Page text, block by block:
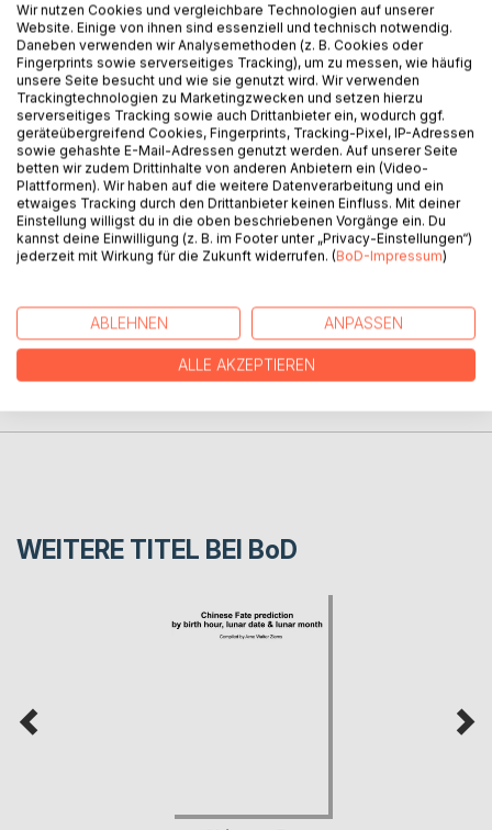
BESCHREIBUNG
An interpretation on 8 Mansions (Ba Zhai) Feng Shui. How
the Stars are derived. How the Palaces might be applied.
Some new ideas on application. And of course the usual
basics.
PRESSESTIMMEN
WEITERE TITEL BEI BoD
Wir nutzen Cookies und vergleichbare Technologien auf unserer
Website. Einige von ihnen sind essenziell und technisch notwendig.
Daneben verwenden wir Analysemethoden (z. B. Cookies oder
Fingerprints sowie serverseitiges Tracking), um zu messen, wie häufig
unsere Seite besucht und wie sie genutzt wird. Wir verwenden
Trackingtechnologien zu Marketingzwecken und setzen hierzu
serverseitiges Tracking sowie auch Drittanbieter ein, wodurch ggf.
geräteübergreifend Cookies, Fingerprints, Tracking-Pixel, IP-Adressen
sowie gehashte E-Mail-Adressen genutzt werden. Auf unserer Seite
betten wir zudem Drittinhalte von anderen Anbietern ein (Video-
Plattformen). Wir haben auf die weitere Datenverarbeitung und ein
etwaiges Tracking durch den Drittanbieter keinen Einfluss. Mit deiner
Einstellung willigst du in die oben beschriebenen Vorgänge ein. Du
kannst deine Einwilligung (z. B. im Footer unter „Privacy-Einstellungen“)
jederzeit mit Wirkung für die Zukunft widerrufen. (BoD-Impressum)
ABLEHNEN ANPASSEN
ALLE AKZEPTIEREN